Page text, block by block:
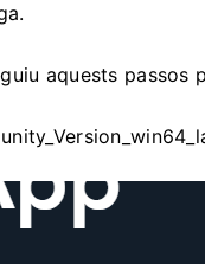
aquests passos